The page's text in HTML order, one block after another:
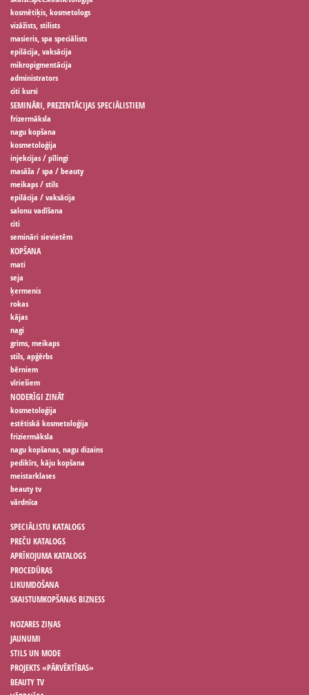
kosmētiķis, kosmetologs
vizāžists, stilists
masieris, spa speciālists
epilācija, vaksācija
mikropigmentācija
administrators
citi kursi
SEMINĀRI, PREZENTĀCIJAS SPECIĀLISTIEM
frizermāksla
nagu kopšana
kosmetoloģija
injekcijas / pīlingi
masāža / spa / beauty
meikaps / stils
epilācija / vaksācija
salonu vadīšana
citi
semināri sievietēm
KOPŠANA
mati
seja
ķermenis
rokas
kājas
nagi
grims, meikaps
stils, apģērbs
bērniem
vīriešiem
NODERĪGI ZINĀT
kosmetoloģija
estētiskā kosmetoloģija
friziermāksla
nagu kopšanas, nagu dizains
pedikīrs, kāju kopšana
meistarklases
beauty tv
vārdnīca
SPECIĀLISTU KATALOGS
PREČU KATALOGS
APRĪKOJUMA KATALOGS
PROCEDŪRAS
LIKUMDOŠANA
SKAISTUMKOPŠANAS BIZNESS
NOZARES ZIŅAS
JAUNUMI
STILS UN MODE
PROJEKTS «PĀRVĒRTĪBAS»
BEAUTY TV